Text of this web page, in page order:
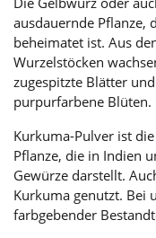
ausdauernde Pflanze,
beheimatet ist. Aus
Wurzelstöcken
zugespitzte Blätter
purpurfarbene Blüten.
Kurkuma-Pulver ist
Pflanze, die in Indien
Gewürze darstellt.
Kurkuma genutzt. Bei
farbgebender